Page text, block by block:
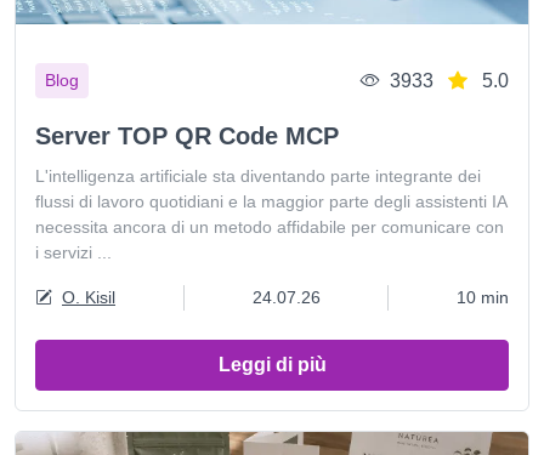
Blog 3933 5.0
Server TOP QR Code MCP
L'intelligenza artificiale sta diventando parte integrante dei
flussi di lavoro quotidiani e la maggior parte degli assistenti IA
necessita ancora di un metodo affidabile per comunicare con
i servizi ...
O. Kisil 24.07.26 10 min
Leggi di più